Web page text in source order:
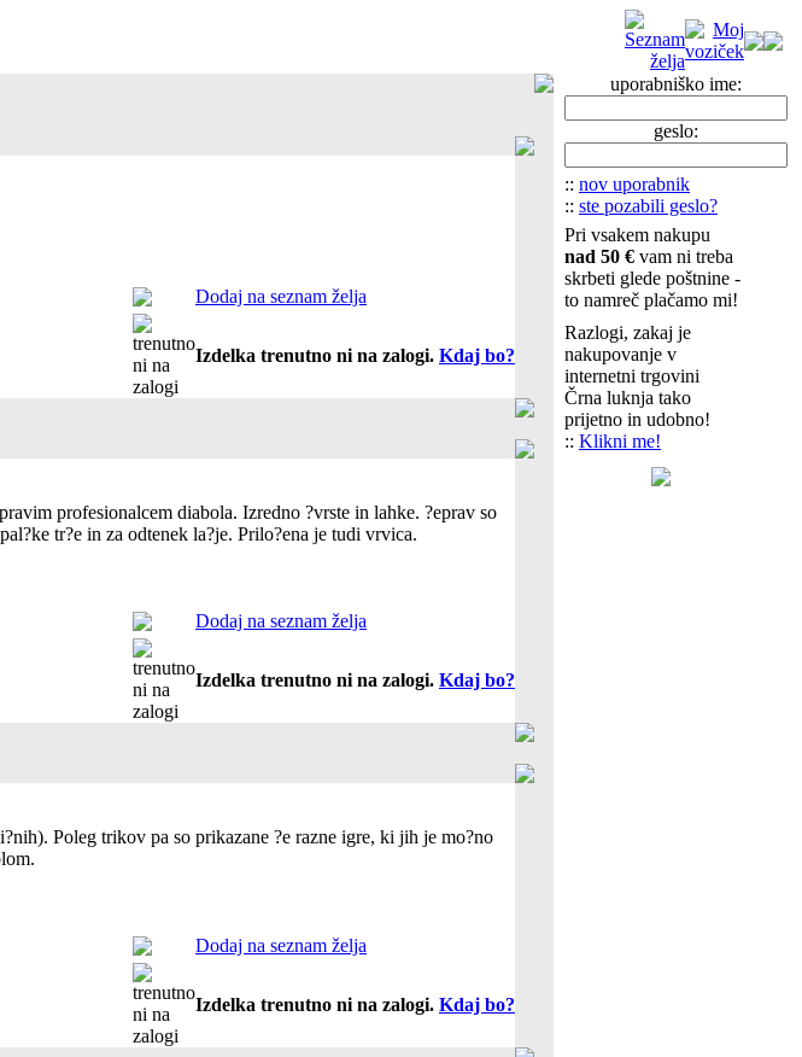
Dodaj na seznam želja
Izdelka trenutno ni na zalogi. Kdaj bo?
profesionalcem diabola. Izredno ?vrste in lahke. ?eprav so
tr?e in za odtenek la?je. Prilo?ena je tudi vrvica.
Dodaj na seznam želja
Izdelka trenutno ni na zalogi. Kdaj bo?
Poleg trikov pa so prikazane ?e razne igre, ki jih je mo?no
Dodaj na seznam želja
Izdelka trenutno ni na zalogi. Kdaj bo?
uporabniško ime:
geslo:
:: nov uporabnik
:: ste pozabili geslo?
Pri vsakem nakupu
nad 50 € vam ni treba
skrbeti glede poštnine -
to namreč plačamo mi!
Razlogi, zakaj je
nakupovanje v
internetni trgovini
Črna luknja tako
prijetno in udobno!
:: Klikni me!